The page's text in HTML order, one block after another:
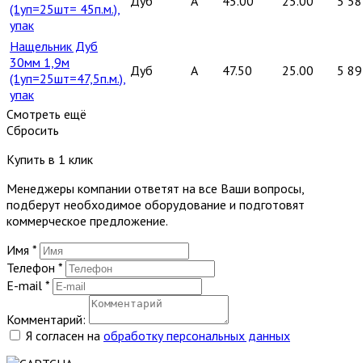
(1уп=25шт= 45п.м.),
упак
Нащельник Дуб
30мм 1,9м
(1уп=25шт=47,5п.м.),
упак
Дуб A 47.50 25.00 5
Смотреть ещё
Сбросить
Купить в 1 клик
Менеджеры компании ответят на все Ваши вопросы,
подберут необходимое оборудование и подготовят
коммерческое предложение.
Имя *
Телефон *
E-mail *
Комментарий:
Я согласен на обработку персональных данных